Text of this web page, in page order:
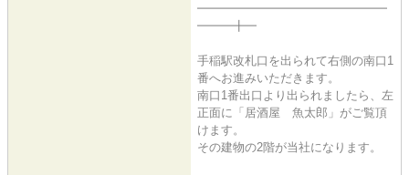
━━━━━━━━━━━━━━━━
━━━╋━
手稲駅改札口を出られて右側の南口1
番へお進みいただきます。
南口1番出口より出られましたら、左
正面に「居酒屋 魚太郎」がご覧頂
けます。
その建物の2階が当社になります。